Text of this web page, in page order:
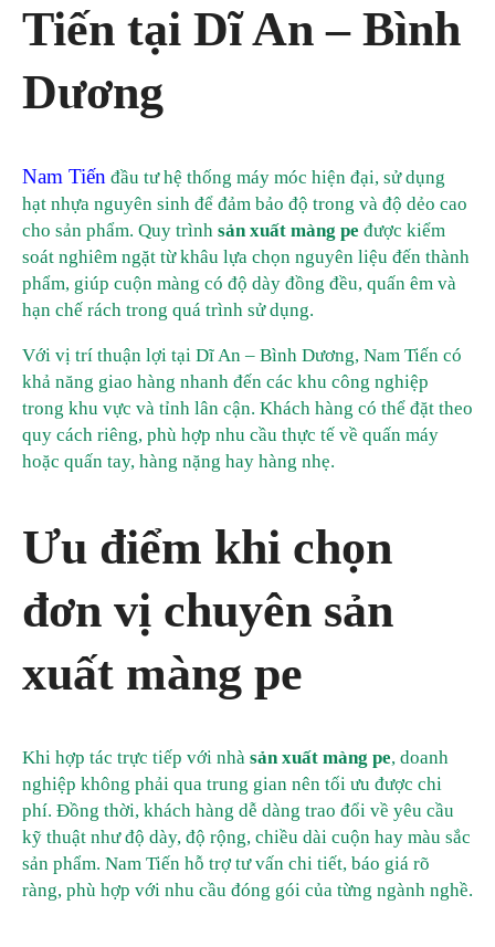
Tiến tại Dĩ An – Bình
Dương
Nam Tiến đầu tư hệ thống máy móc hiện đại, sử dụng
hạt nhựa nguyên sinh để đảm bảo độ trong và độ dẻo cao
cho sản phẩm. Quy trình sản xuất màng pe được kiểm
soát nghiêm ngặt từ khâu lựa chọn nguyên liệu đến thành
phẩm, giúp cuộn màng có độ dày đồng đều, quấn êm và
hạn chế rách trong quá trình sử dụng.
Với vị trí thuận lợi tại Dĩ An – Bình Dương, Nam Tiến có
khả năng giao hàng nhanh đến các khu công nghiệp
trong khu vực và tỉnh lân cận. Khách hàng có thể đặt theo
quy cách riêng, phù hợp nhu cầu thực tế về quấn máy
hoặc quấn tay, hàng nặng hay hàng nhẹ.
Ưu điểm khi chọn
đơn vị chuyên sản
xuất màng pe
Khi hợp tác trực tiếp với nhà sản xuất màng pe, doanh
nghiệp không phải qua trung gian nên tối ưu được chi
phí. Đồng thời, khách hàng dễ dàng trao đổi về yêu cầu
kỹ thuật như độ dày, độ rộng, chiều dài cuộn hay màu sắc
sản phẩm. Nam Tiến hỗ trợ tư vấn chi tiết, báo giá rõ
ràng, phù hợp với nhu cầu đóng gói của từng ngành nghề.